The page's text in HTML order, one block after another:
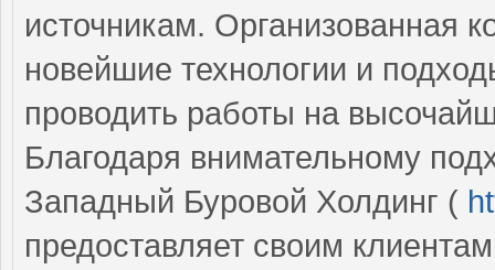
источникам. Организованная
новейшие технологии и
проводить работы на
Благодаря внимательному
Западный Буровой Холдинг (
предоставляет своим